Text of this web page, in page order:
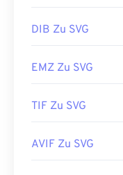
DIB Zu SVG
EMZ Zu SVG
TIF Zu SVG
AVIF Zu SVG